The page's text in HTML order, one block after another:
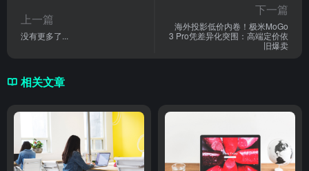
上一篇
没有更多了...
下一篇
海外投影低价内卷！极米MoGo
3 Pro凭差异化突围：高端定价依
旧爆卖
相关文章